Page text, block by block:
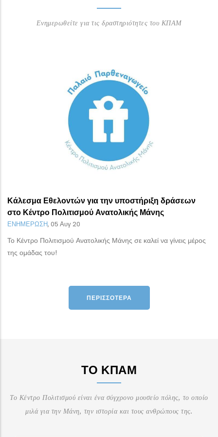
Ενημερωθείτε για τις δραστηριότητες του ΚΠΑΜ
Κάλεσμα Εθελοντών για την υποστήριξη δράσεων
στο Κέντρο Πολιτισμού Ανατολικής Μάνης
ΕΝΗΜΕΡΩΣΗ, 05 Αυγ 20
Το Κέντρο Πολιτισμού Ανατολικής Μάνης σε καλεί να γίνεις μέρος
της ομάδας του!
ΠΕΡΙΣΣΌΤΕΡΑ
ΤΟ ΚΠΑΜ
Το Κέντρο Πολιτισμού είναι ένα σύγχρονο μουσείο πόλης, το οποίο
μιλά για την Μάνη, την ιστορία και τους ανθρώπους της.